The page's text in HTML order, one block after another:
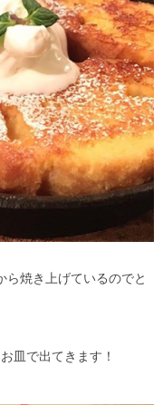
ら焼き上げているのでと
皿で出てきます！